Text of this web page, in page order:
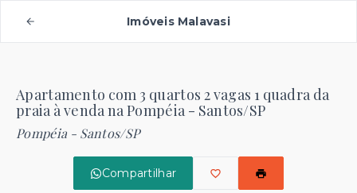
Imóveis Malavasi
Apartamento com 3 quartos 2 vagas 1 quadra da
praia à venda na Pompéia - Santos/SP
Pompéia - Santos/SP
Compartilhar